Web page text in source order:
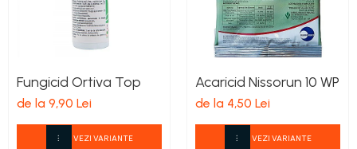
Fungicid Ortiva Top
de la 9,90 Lei
VEZI VARIANTE
Acaricid Nissorun 10 WP
de la 4,50 Lei
VEZI VARIANTE